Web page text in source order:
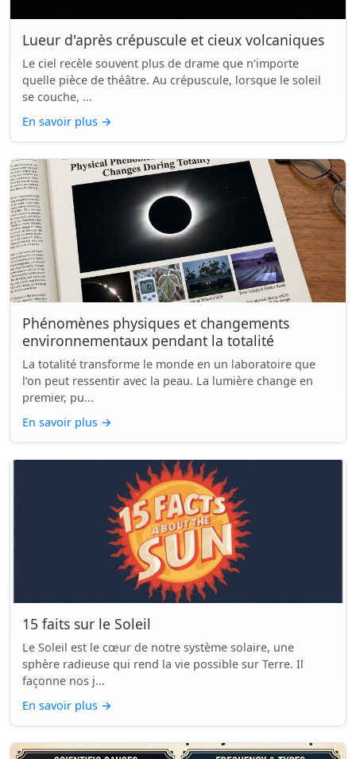
Lueur d'après crépuscule et cieux volcaniques
Le ciel recèle souvent plus de drame que n'importe
quelle pièce de théâtre. Au crépuscule, lorsque le soleil
se couche, ...
En savoir plus →
Phénomènes physiques et changements
environnementaux pendant la totalité
La totalité transforme le monde en un laboratoire que
l’on peut ressentir avec la peau. La lumière change en
premier, pu...
En savoir plus →
15 faits sur le Soleil
Le Soleil est le cœur de notre système solaire, une
sphère radieuse qui rend la vie possible sur Terre. Il
façonne nos j...
En savoir plus →